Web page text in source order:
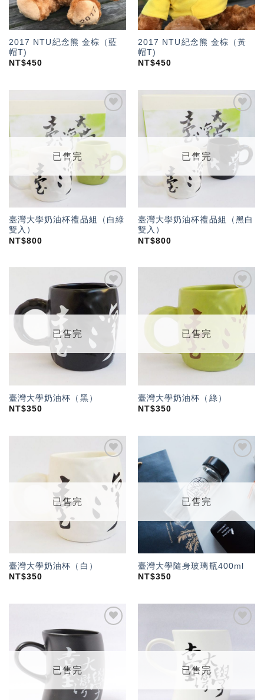
2017 NTU紀念熊 金棕（藍
帽T)
NT$450
2017 NTU紀念熊 金棕（黃
帽T)
NT$450
加入
望輕
已售完
臺灣大學奶油杯禮品組（白綠
雙入）
NT$800
加入
「願
望輕
單」
已售完
臺灣大學奶油杯禮品組（黑白
雙入）
NT$800
加入
「願
望輕
單」
已售完
臺灣大學奶油杯（黑）
NT$350
加入
「願
望輕
已售完
臺灣大學奶油杯（綠）
NT$350
「願
望輕
單」
已售完
臺灣大學奶油杯（白）
NT$350
望輕
已售完
臺灣大學隨身玻璃瓶400ml
NT$350
已售完
望輕
已售完